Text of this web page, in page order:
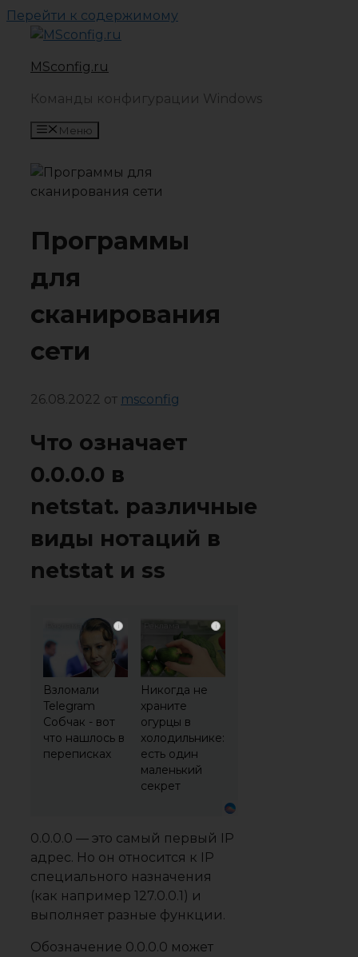
Перейти к содержимому
MSconfig.ru
Команды конфигурации Windows
Меню
Программы
для
сканирования
сети
26.08.2022 от msconfig
Что означает
0.0.0.0 в
netstat. различные
виды нотаций в
netstat и ss
i
Взломали
Telegram
Собчак - вот
что нашлось в
переписках
i
Никогда не
храните
огурцы в
холодильнике:
есть один
маленький
секрет
0.0.0.0 — это самый первый IP
адрес. Но он относится к IP
специального назначения
(как например 127.0.0.1) и
выполняет разные функции.
Обозначение 0.0.0.0 может